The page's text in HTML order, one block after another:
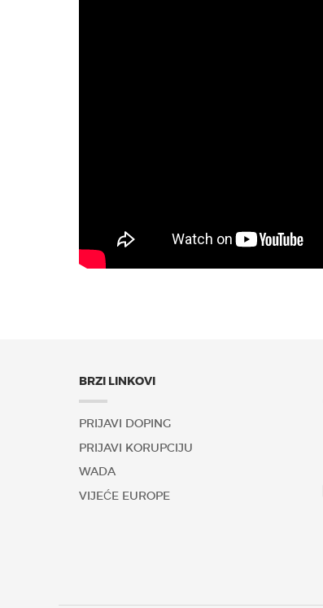
BRZI LINKOVI
PRIJAVI DOPING
PRIJAVI KORUPCIJU
WADA
VIJEĆE EUROPE